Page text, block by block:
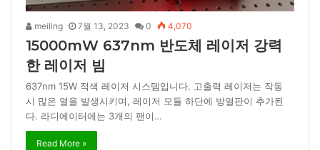
meiling 7월 13, 2023 0 4,070
15000mW 637nm 반도체 레이저 강력
한 레이저 빔
637nm 15W 적색 레이저 시스템입니다. 고출력 레이저는 작동
시 많은 열을 발생시키며, 레이저 모듈 하단에 방열판이 추가된
다. 라디에이터에는 3개의 팬이…
Read More »